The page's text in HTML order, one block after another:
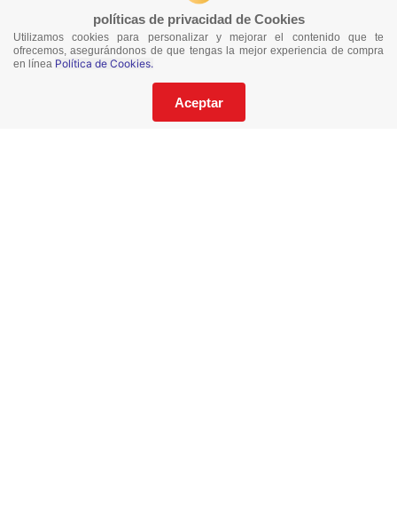
políticas de privacidad de Cookies
Utilizamos cookies para personalizar y mejorar el contenido que te
ofrecemos, asegurándonos de que tengas la mejor experiencia de compra
en línea Política de Cookies.
Aceptar
¡No te pierdas nuestras ofertas!